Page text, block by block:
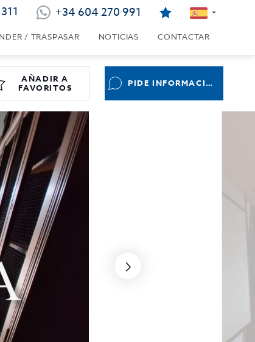
+34 604 270 991
/ TRASPASAR NOTICIAS CONTACTAR
AÑADIR A
FAVORITOS
PIDE INFORMACIÓN